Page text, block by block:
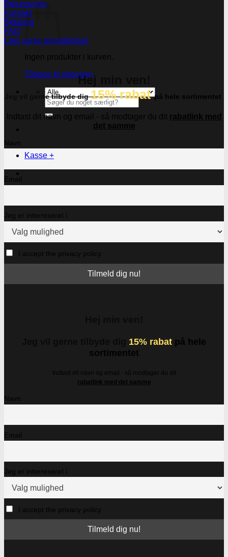
Ingen produkter i kurven.
Tilbage til shoppen
Søg
efter:
Kasse +
Returnering
Kontakt
Betaling
FAQ
Læs vores anmeldelser
Hej min ven!
Jeg vil gerne tilbyde dig15% rabatpå hele sortimentet
Indtast dit navn og email - så modtager du dit rabatlink med
det samme
Navn
Email
Jeg er interreseret i
I accept the privacy policy
15% rabat på hele
sortimentet
Indtast dit navn og email - så modtager du dit
rabatlink med det samme
Navn
Email
Jeg er interreseret i
I accept the privacy policy